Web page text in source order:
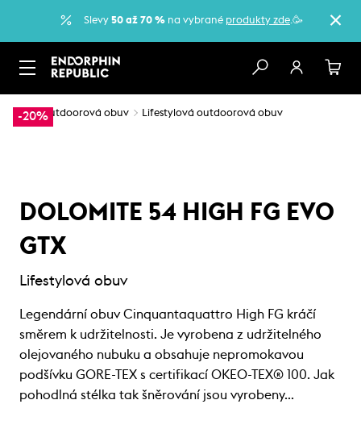
Slevy 50 až 70 % na vybrané produkty zde.🥳
-20%
… Outdoorová obuv Lifestylová outdoorová obuv
DOLOMITE 54 HIGH FG EVO
GTX
Lifestylová obuv
Legendární obuv Cinquantaquattro High FG kráčí
směrem k udržitelnosti. Je vyrobena z udržitelného
olejovaného nubuku a obsahuje nepromokavou
podšívku GORE-TEX s certifikací OKEO-TEX® 100. Jak
pohodlná stélka tak šněrování jsou vyrobeny…